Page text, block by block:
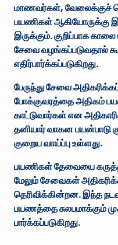
மாணவர்கள், வேலைக்குச்
பயணிகள் ஆகியோருக்கு
இருக்கும். குறிப்பாக
சேவை வழங்கப்படுவதால்
எதிர்பார்க்கப்படுகிறது.
பேருந்து சேவை
போக்குவரத்தை அதிகம்
காட்டுவார்கள் என
தனியார் வாகன பயன்பாடு
குறைய வாய்ப்பு உள்ளது.
பயணிகள் தேவையை
மேலும் சேவைகள்
தெரிவிக்கின்றன. இந்த
பயணத்தை சுலபமாக்கும்
பார்க்கப்படுகிறது.